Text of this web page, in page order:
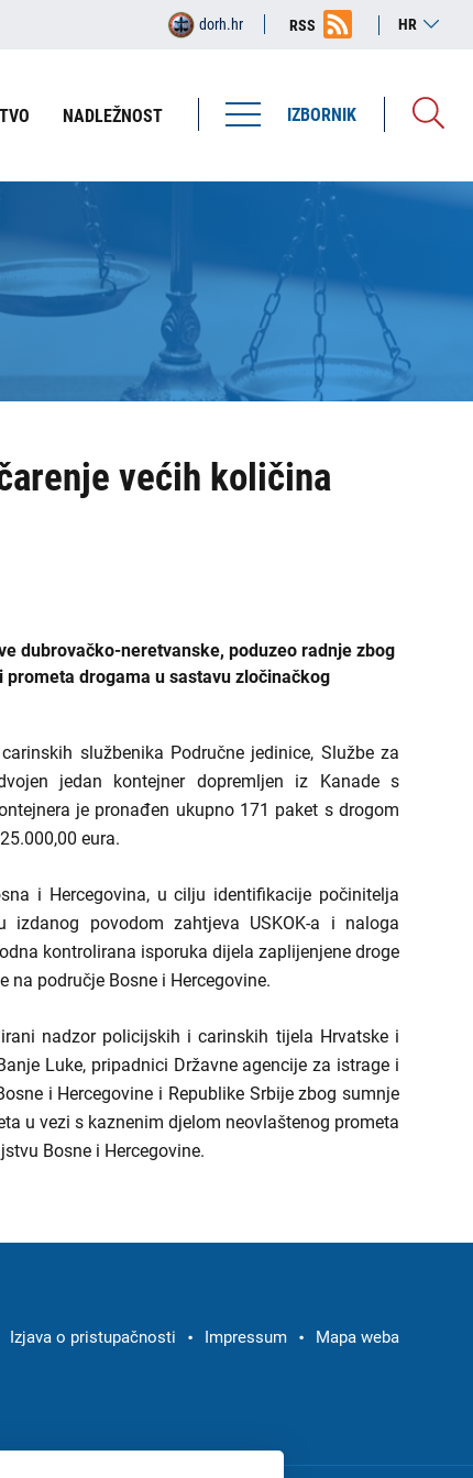
HR
RSS
dorh.hr
IZBORNIK
NADLEŽNOST
većih količina
dubrovačko-neretvanske, poduzeo radnje zbog
drogama u sastavu zločinačkog
službenika Područne jedinice, Službe za
jedan kontejner dopremljen iz Kanade s
je pronađen ukupno 171 paket s drogom
eura.
i Hercegovina, u cilju identifikacije počinitelja
povodom zahtjeva USKOK-a i naloga
kontrolirana isporuka dijela zaplijenjene droge
područje Bosne i Hercegovine.
nadzor policijskih i carinskih tijela Hrvatske i
Luke, pripadnici Državne agencije za istrage i
i Hercegovine i Republike Srbije zbog sumnje
u vezi s kaznenim djelom neovlaštenog prometa
Bosne i Hercegovine.
Izjava o pristupačnosti Impressum Mapa weba